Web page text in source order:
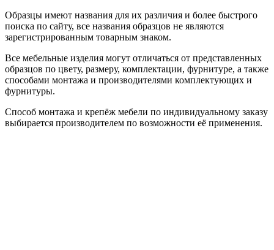
Образцы имеют названия для их различия и более быстрого
поиска по сайту, все названия образцов не являются
зарегистрированным товарным знаком.
Все мебельные изделия могут отличаться от представленных
образцов по цвету, размеру, комплектации, фурнитуре, а также
способами монтажа и производителями комплектующих и
фурнитуры.
Способ монтажа и крепёж мебели по индивидуальному заказу
выбирается производителем по возможности её применения.